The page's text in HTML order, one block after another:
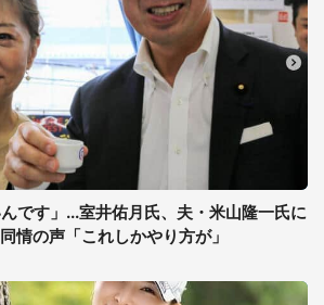
んです」...室井佑月氏、夫・米山隆一氏に
情の声「これしかやり方が」